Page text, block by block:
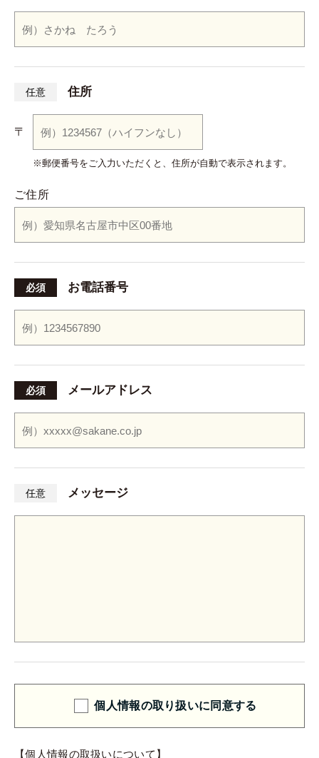
任意 住所
〒
※郵便番号をご入力いただくと、住所が自動で表示されます。
ご住所
必須 お電話番号
必須 メールアドレス
任意 メッセージ
個人情報の取り扱いに同意する
【個人情報の取扱いについて】